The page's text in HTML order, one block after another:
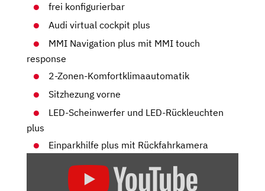
frei konfigurierbar
Audi virtual cockpit plus
MMI Navigation plus mit MMI touch
response
2-Zonen-Komfortklimaautomatik
Sitzhezung vorne
LED-Scheinwerfer und LED-Rückleuchten
plus
Einparkhilfe plus mit Rückfahrkamera